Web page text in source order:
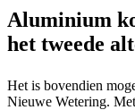
Aluminium
het tweede
Het is bovendien
Nieuwe Wetering.